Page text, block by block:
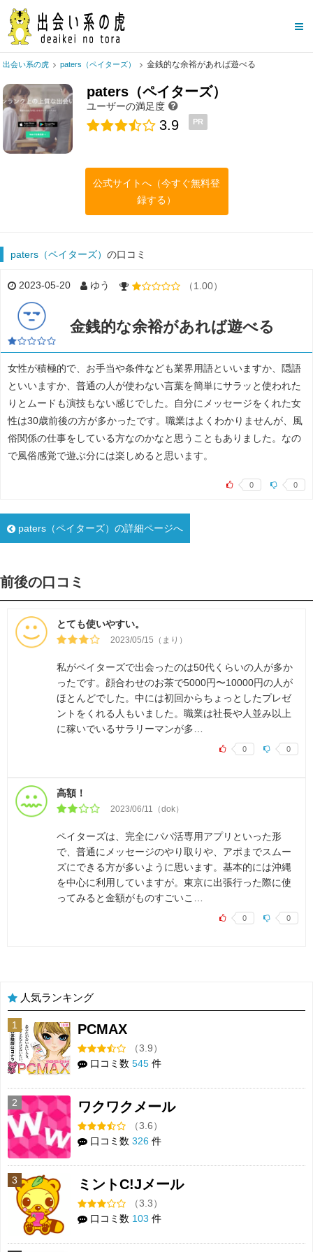
出会い系の虎 paters（ペイターズ） 金銭的な余裕があれば遊べる
paters（ペイターズ）
ユーザーの満足度
3.9 PR
公式サイトへ（今すぐ無料登
録する）
paters（ペイターズ） の口コミ
2023-05-20 ゆう （1.00）
金銭的な余裕があれば遊べる
女性が積極的で、お手当や条件なども業界用語といいますか、隠語
といいますか、普通の人が使わない言葉を簡単にサラッと使われた
りとムードも演技もない感じでした。自分にメッセージをくれた女
性は30歳前後の方が多かったです。職業はよくわかりませんが、風
俗関係の仕事をしている方なのかなと思うこともありました。なの
で風俗感覚で遊ぶ分には楽しめると思います。
0 0
paters（ペイターズ）の詳細ページへ
前後の口コミ
とても使いやすい。
2023/05/15（まり）
私がペイターズで出会ったのは50代くらいの人が多か
ったです。顔合わせのお茶で5000円〜10000円の人が
ほとんどでした。中には初回からちょっとしたプレゼ
ントをくれる人もいました。職業は社長や人並み以上
に稼いでいるサラリーマンが多…
0 0
高額！
2023/06/11（dok）
ペイターズは、完全にパパ活専用アプリといった形
で、普通にメッセージのやり取りや、アポまでスムー
ズにできる方が多いように思います。基本的には沖縄
を中心に利用していますが。東京に出張行った際に使
ってみると金額がものすごいこ…
0 0
人気ランキング
1 PCMAX
（3.9）
口コミ数 545 件
2 ワクワクメール
（3.6）
口コミ数 326 件
3 ミントC!Jメール
（3.3）
口コミ数 103 件